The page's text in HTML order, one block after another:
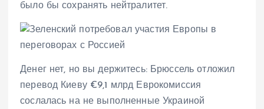
было бы сохранять нейтралитет.
Денег нет, но вы держитесь: Брюссель отложил
перевод Киеву €9,1 млрд Еврокомиссия
сослалась на не выполненные Украиной